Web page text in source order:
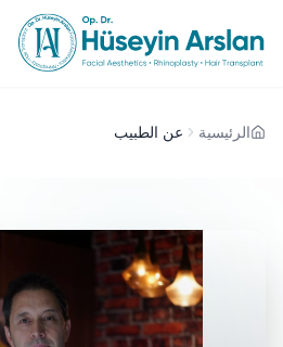
الرئيسية عن الطبيب